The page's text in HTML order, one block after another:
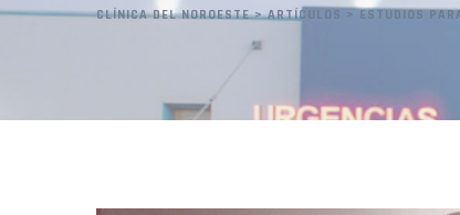
CLÍNICA DEL NOROESTE>ARTÍCULOS >ESTUDIOS